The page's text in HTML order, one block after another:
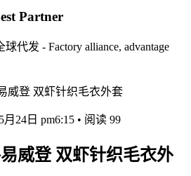
Partner
代发 - Factory alliance, advantage
月24日 pm6:15 • 阅读 99
威登 双虾针织毛衣外